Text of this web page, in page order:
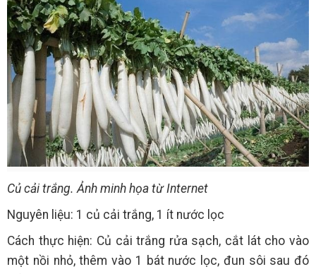
Củ cải trắng. Ảnh minh họa từ Internet
Nguyên liệu: 1 củ cải trắng, 1 ít nước lọc
Cách thực hiện: Củ cải trắng rửa sạch, cắt lát cho vào
một nồi nhỏ, thêm vào 1 bát nước lọc, đun sôi sau đó